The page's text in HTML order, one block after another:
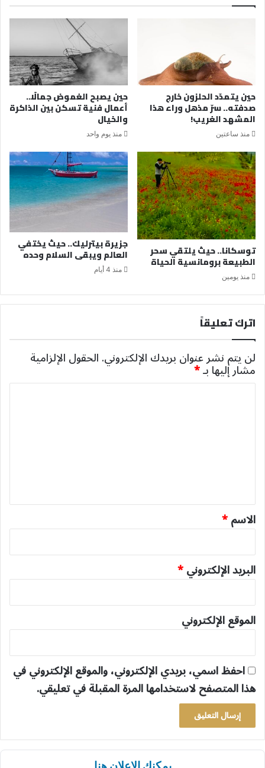
حين يتمدّد الحلزون خارج
صدفته.. سرّ مذهل وراء هذا
المشهد الغريب!
منذ ساعتين
حين يصبح الغموض جمالًا..
أعمال فنية تسكن بين الذاكرة
والخيال
منذ يوم واحد
توسكانا.. حيث يلتقي سحر
الطبيعة برومانسية الحياة
منذ يومين
جزيرة بيترليك.. حيث يختفي
العالم ويبقى السلام وحده
منذ 4 أيام
اترك تعليقاً
لن يتم نشر عنوان بريدك الإلكتروني.الحقول الإلزامية
مشار إليها بـ*
*
الاسم*
البريد الإلكتروني*
الموقع الإلكتروني
احفظ اسمي، بريدي الإلكتروني، والموقع الإلكتروني في
هذا المتصفح لاستخدامها المرة المقبلة في تعليقي.